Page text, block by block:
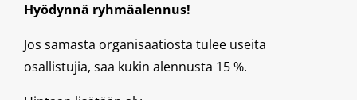
Hyödynnä ryhmäalennus!
Jos samasta organisaatiosta tulee useita
osallistujia, saa kukin alennusta 15 %.